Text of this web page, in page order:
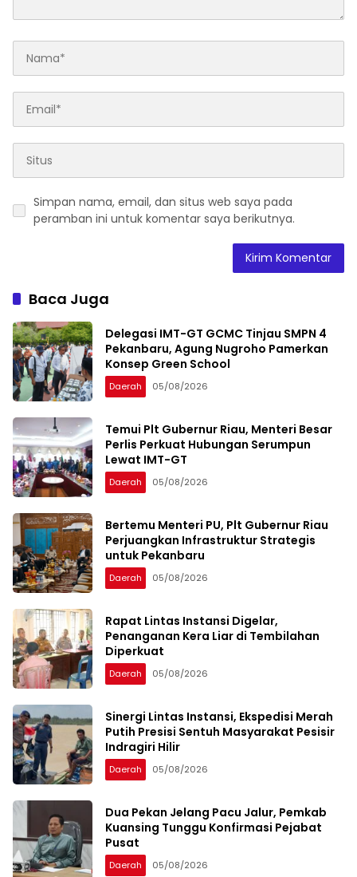
Simpan nama, email, dan situs web saya pada
peramban ini untuk komentar saya berikutnya.
Baca Juga
Delegasi IMT-GT GCMC Tinjau SMPN 4
Pekanbaru, Agung Nugroho Pamerkan
Konsep Green School
Daerah 05/08/2026
Temui Plt Gubernur Riau, Menteri Besar
Perlis Perkuat Hubungan Serumpun
Lewat IMT-GT
Daerah 05/08/2026
Bertemu Menteri PU, Plt Gubernur Riau
Perjuangkan Infrastruktur Strategis
untuk Pekanbaru
Daerah 05/08/2026
Rapat Lintas Instansi Digelar,
Penanganan Kera Liar di Tembilahan
Diperkuat
Daerah 05/08/2026
Sinergi Lintas Instansi, Ekspedisi Merah
Putih Presisi Sentuh Masyarakat Pesisir
Indragiri Hilir
Daerah 05/08/2026
Dua Pekan Jelang Pacu Jalur, Pemkab
Kuansing Tunggu Konfirmasi Pejabat
Pusat
Daerah 05/08/2026